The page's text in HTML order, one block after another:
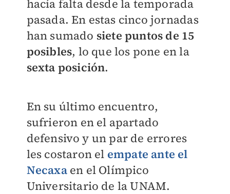
hacía falta desde la temporada
pasada. En estas cinco jornadas
han sumado siete puntos de 15
posibles, lo que los pone en la
sexta posición.
En su último encuentro,
sufrieron en el apartado
defensivo y un par de errores
les costaron el empate ante el
Necaxaen el Olímpico
Universitario de la UNAM.